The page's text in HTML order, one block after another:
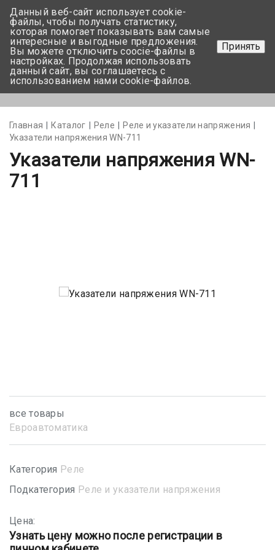
+375 17-350-99-56
+375 44-752-82-08
Задать вопрос
Главная Каталог Реле
Реле и указатели напряжения
Указатели напряжения WN-711
Указатели напряжения WN-
711
все товары
Евроавтоматика
Категория Реле
Подкатегория Реле и указатели напряжения
Цена:
Узнать цену можно после регистрации в
Данный веб-сайт использует cookie-
файлы, чтобы получать статистику,
которая помогает показывать вам самые
интересные и выгодные предложения.
Вы можете отключить coocie-файлы в
настройках. Продолжая использовать
данный сайт, вы соглашаетесь с
использованием нами cookie-файлов.
Принять